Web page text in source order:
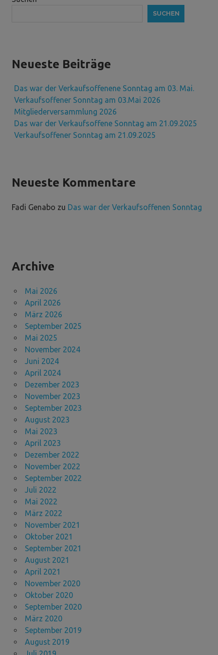
SUCHEN
Neueste Beiträge
Das war der Verkaufsoffenene Sonntag am 03. Mai.
Verkaufsoffener Sonntag am 03.Mai 2026
Mitgliederversammlung 2026
Das war der Verkaufsoffene Sonntag am 21.09.2025
Verkaufsoffener Sonntag am 21.09.2025
Neueste Kommentare
Fadi Genabo zu Das war der Verkaufsoffenen Sonntag
Archive
Mai 2026
April 2026
März 2026
September 2025
Mai 2025
November 2024
Juni 2024
April 2024
Dezember 2023
November 2023
September 2023
August 2023
Mai 2023
April 2023
Dezember 2022
November 2022
September 2022
Juli 2022
Mai 2022
März 2022
November 2021
Oktober 2021
September 2021
August 2021
April 2021
November 2020
Oktober 2020
September 2020
März 2020
September 2019
August 2019